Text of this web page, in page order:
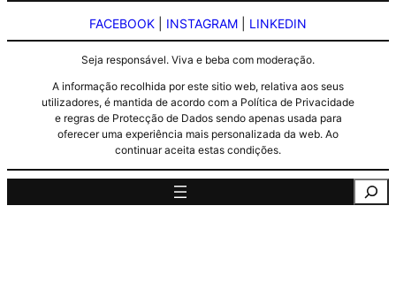
FACEBOOK INSTAGRAM LINKEDIN
Seja responsável. Viva e beba com moderação.
A informação recolhida por este sitio web, relativa aos seus
utilizadores, é mantida de acordo com a Política de Privacidade
e regras de Protecção de Dados sendo apenas usada para
oferecer uma experiência mais personalizada da web. Ao
continuar aceita estas condições.